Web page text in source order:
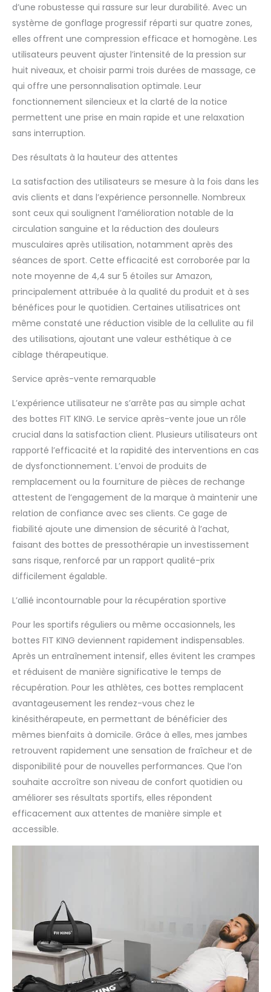
d’une robustesse qui rassure sur leur durabilité. Avec un
système de gonflage progressif réparti sur quatre zones,
elles offrent une compression efficace et homogène. Les
utilisateurs peuvent ajuster l’intensité de la pression sur
huit niveaux, et choisir parmi trois durées de massage, ce
qui offre une personnalisation optimale. Leur
fonctionnement silencieux et la clarté de la notice
permettent une prise en main rapide et une relaxation
sans interruption.
Des résultats à la hauteur des attentes
La satisfaction des utilisateurs se mesure à la fois dans les
avis clients et dans l’expérience personnelle. Nombreux
sont ceux qui soulignent l’amélioration notable de la
circulation sanguine et la réduction des douleurs
musculaires après utilisation, notamment après des
séances de sport. Cette efficacité est corroborée par la
note moyenne de 4,4 sur 5 étoiles sur Amazon,
principalement attribuée à la qualité du produit et à ses
bénéfices pour le quotidien. Certaines utilisatrices ont
même constaté une réduction visible de la cellulite au fil
des utilisations, ajoutant une valeur esthétique à ce
ciblage thérapeutique.
Service après-vente remarquable
L’expérience utilisateur ne s’arrête pas au simple achat
des bottes FIT KING. Le service après-vente joue un rôle
crucial dans la satisfaction client. Plusieurs utilisateurs ont
rapporté l’efficacité et la rapidité des interventions en cas
de dysfonctionnement. L’envoi de produits de
remplacement ou la fourniture de pièces de rechange
attestent de l’engagement de la marque à maintenir une
relation de confiance avec ses clients. Ce gage de
fiabilité ajoute une dimension de sécurité à l’achat,
faisant des bottes de pressothérapie un investissement
sans risque, renforcé par un rapport qualité-prix
difficilement égalable.
L’allié incontournable pour la récupération sportive
Pour les sportifs réguliers ou même occasionnels, les
bottes FIT KING deviennent rapidement indispensables.
Après un entraînement intensif, elles évitent les crampes
et réduisent de manière significative le temps de
récupération. Pour les athlètes, ces bottes remplacent
avantageusement les rendez-vous chez le
kinésithérapeute, en permettant de bénéficier des
mêmes bienfaits à domicile. Grâce à elles, mes jambes
retrouvent rapidement une sensation de fraîcheur et de
disponibilité pour de nouvelles performances. Que l’on
souhaite accroître son niveau de confort quotidien ou
améliorer ses résultats sportifs, elles répondent
efficacement aux attentes de manière simple et
accessible.